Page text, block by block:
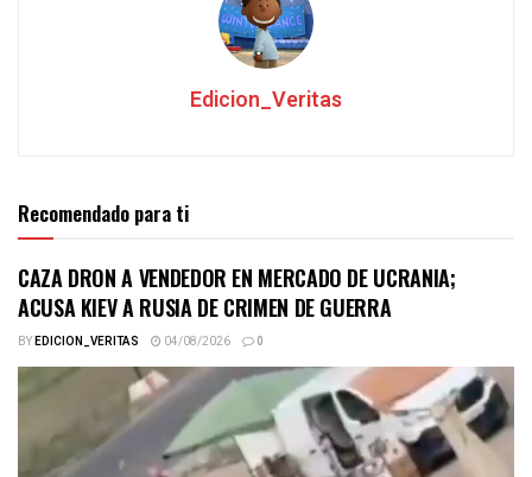
Edicion_Veritas
Recomendado para ti
CAZA DRON A VENDEDOR EN MERCADO DE UCRANIA;
ACUSA KIEV A RUSIA DE CRIMEN DE GUERRA
BYEDICION_VERITAS 04/08/2026 0